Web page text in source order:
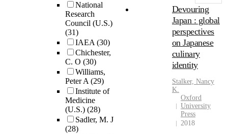
National
Research
Council (U.S.)
(31)
IAEA(30)
Chichester,
C. O (30)
Williams,
Peter A(29)
Institute of
Medicine
(U.S.) (28)
Sadler, M. J
(28)
Devouring
Japan : global
perspectives
on Japanese
culinary
identity
Stalker, Nancy
K.
Oxford
University
Press
2018